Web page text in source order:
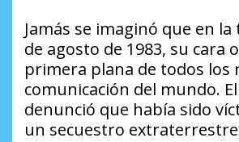
Jamás se imaginó que en
de agosto de 1983, su cara
primera plana de todos los
comunicación del mundo.
denunció que había sido
un secuestro